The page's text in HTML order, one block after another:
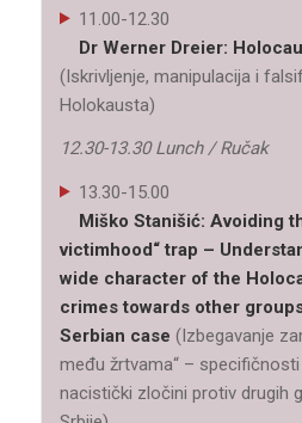
11.00-12.30
Dr Werner Dreier:
(Iskrivljenje, manipulacija i
Holokausta)
12.30-13.30 Lunch / Ručak
13.30-15.00
Miško Stanišić: Avoiding
victimhood“ trap –
wide character of the
crimes towards other
Serbian case (Izbegavanje
među žrtvama“ –
nacistički zločini protiv drugih